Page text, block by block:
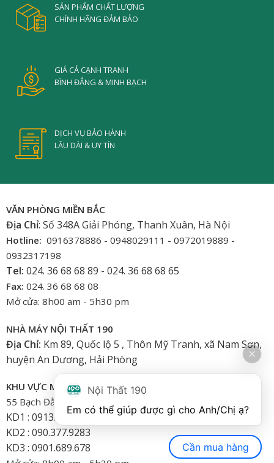
SẢN PHẨM CHẤT LƯỢNG
CHÍNH HÃNG ĐẢM BẢO
GIÁ CẢ CẠNH TRANH
BÌNH ĐẲNG & MINH BẠCH
DỊCH VỤ BẢO HÀNH
LÂU DÀI & UY TÍN
VĂN PHÒNG MIỀN BẮC
Địa Chỉ: Số 348A Giải Phóng, Thanh Xuân, Hà Nội
Hotline: 0916378886 - 0948029111 - 0972019889 -
0932317198
Tel: 024. 36 68 68 89 - 024. 36 68 68 65
Fax: 024. 36 68 68 08
Mở cửa: 8h00 am - 5h30 pm
NHÀ MÁY NỘI THẤT 190
Địa Chỉ: Km 89, Quốc lộ 5 , Thôn Mỹ Tranh, xã Nam Sơn,
huyện An Dương, Hải Phòng
KHU VỰC MIỀN NAM
55 Bạch Đằng, Phường 15, Bình Thạnh-HCM
KD1 : 0913.922.926
KD2 : 090.377.9283
KD3 : 0901.689.678
Nội Thất 190
Cần mua hàng